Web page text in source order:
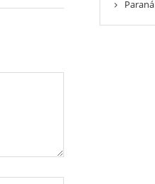
Paraná